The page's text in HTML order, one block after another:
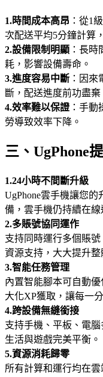
1.時間成本高昂 ：從1
次配送平均5分鐘計算
2.設備限制明顯 ：長
耗，影響設備壽命。
3.進度容易中斷 ：因
斷，配送進度前功盡棄
4.效率難以保證：手動
勞導致效率下降。
三、UgPhone
1.24小時不間斷升級
UgPhone雲手機讓您
備，雲手機仍持續在
2.多賬號協同運作
支持同時運行多個賬
資源支持，大大提升整
3.智能任務管理
內置智能腳本可自動
大化XP獲取，讓每一
4.跨設備無縫銜接
支持手機、平板、電
生活與遊戲完美平衡。
5.資源消耗歸零
所有計算和運行均在